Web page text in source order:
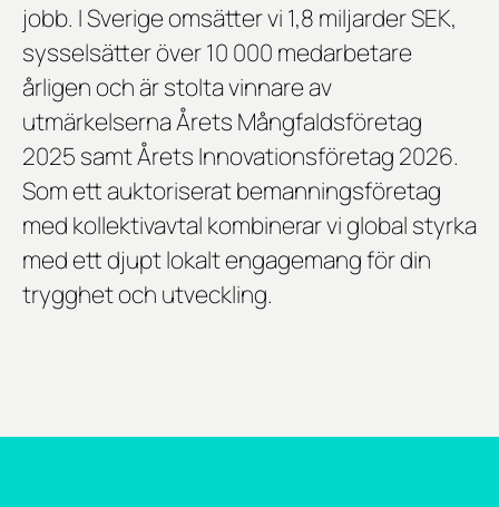
jobb. I Sverige omsätter vi 1,8 miljarder SEK,
sysselsätter över 10 000 medarbetare
årligen och är stolta vinnare av
utmärkelsernaÅrets Mångfaldsföretag
2025 samtÅrets Innovationsföretag 2026.
Som ett auktoriserat bemanningsföretag
med kollektivavtal kombinerar vi global styrka
med ett djupt lokalt engagemang för din
trygghet och utveckling.